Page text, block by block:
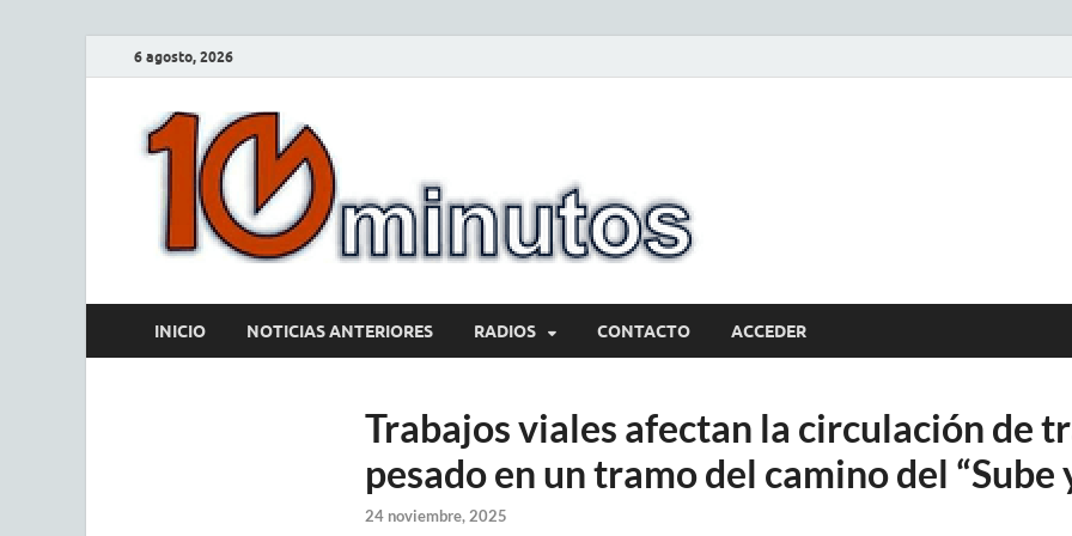
6 agosto, 2026
INICIO NOTICIAS ANTERIORES RADIOS CONTACTO ACCEDER
Trabajos viales afectan la circulación de
pesado en un tramo del camino del “Sube
24 noviembre, 2025